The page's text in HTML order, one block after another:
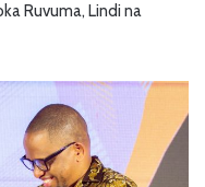
Ruvuma, Lindi na